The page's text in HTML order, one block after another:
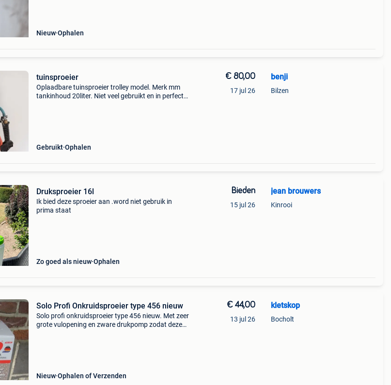
Nieuw Ophalen
tuinsproeier
Oplaadbare tuinsproeier trolley model. Merk mm
tankinhoud 20liter. Niet veel gebruikt en in perfecte
Gebruikt Ophalen
€ 80,00
17 jul 26
benji
Bilzen
Druksproeier 16l
Ik bied deze sproeier aan .word niet gebruik in
prima staat
Zo goed als nieuw Ophalen
Bieden
15 jul 26
jean brouwers
Kinrooi
Solo Profi Onkruidsproeier type 456 nieuw
Solo profi onkruidsproeier type 456 nieuw. Met zeer
grote vulopening en zware drukpomp zodat deze
Nieuw Ophalen of Verzenden
€ 44,00
13 jul 26
kletskop
Bocholt